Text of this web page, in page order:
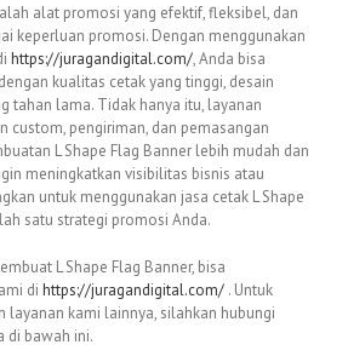
alat promosi yang efektif, fleksibel, dan
keperluan promosi. Dengan menggunakan
https://juragandigital.com/, Anda bisa
kualitas cetak yang tinggi, desain
tahan lama. Tidak hanya itu, layanan
custom, pengiriman, dan pemasangan
L Shape Flag Banner lebih mudah dan
meningkatkan visibilitas bisnis atau
untuk menggunakan jasa cetak L Shape
satu strategi promosi Anda.
L Shape Flag Banner, bisa
di https://juragandigital.com/ . Untuk
layanan kami lainnya, silahkan hubungi
di bawah ini.